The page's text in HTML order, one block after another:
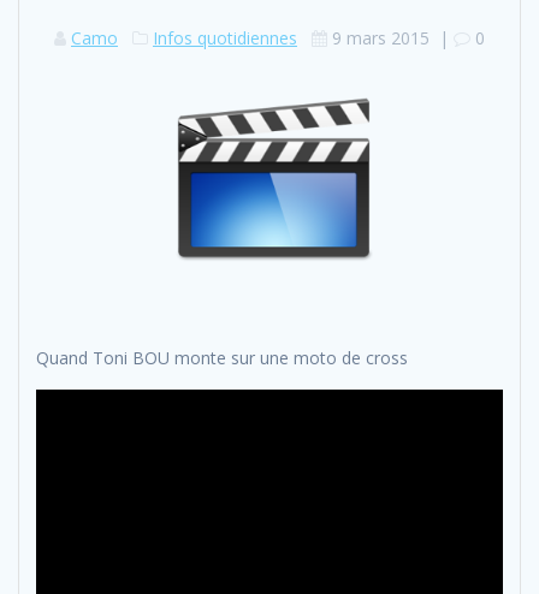
Camo Infos quotidiennes 9 mars 2015 | 0
Quand Toni BOU monte sur une moto de cross